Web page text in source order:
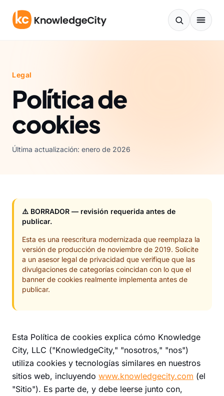
Legal
Política de
cookies
Última actualización: enero de 2026
⚠️ BORRADOR — revisión requerida antes de
publicar.
Esta es una reescritura modernizada que reemplaza la
versión de producción de noviembre de 2019. Solicite
a un asesor legal de privacidad que verifique que las
divulgaciones de categorías coincidan con lo que el
banner de cookies realmente implementa antes de
publicar.
Esta Política de cookies explica cómo Knowledge
City, LLC ("KnowledgeCity," "nosotros," "nos")
utiliza cookies y tecnologías similares en nuestros
sitios web, incluyendo www.knowledgecity.com (el
"Sitio"). Es parte de, y debe leerse junto con,